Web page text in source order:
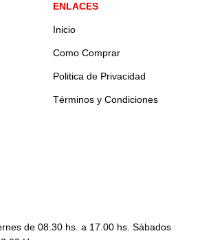
ENLACES
Inicio
Como Comprar
Politica de Privacidad
Términos y Condiciones
de 08.30 hs. a 17.00 hs. Sábados